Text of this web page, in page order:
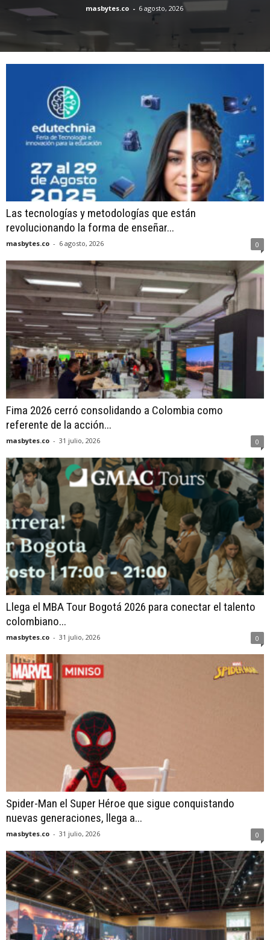
masbytes.co - 6 agosto, 2026
Las tecnologías y metodologías que están
revolucionando la forma de enseñar...
masbytes.co - 6 agosto, 2026 0
Fima 2026 cerró consolidando a Colombia como
referente de la acción...
masbytes.co - 31 julio, 2026 0
Llega el MBA Tour Bogotá 2026 para conectar el talento
colombiano...
masbytes.co - 31 julio, 2026 0
Spider-Man el Super Héroe que sigue conquistando
nuevas generaciones, llega a...
masbytes.co - 31 julio, 2026 0